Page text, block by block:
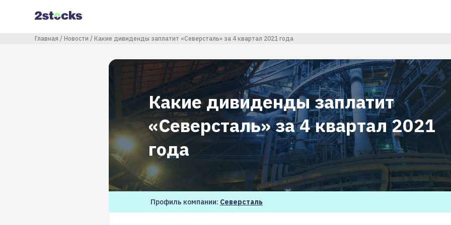
содержанию
Строка навигации
Главная Новости Какие дивиденды заплатит «Северсталь» за 4 квартал 2021 года
Какие дивиденды заплатит
«Северсталь» за 4 квартал 2021
года
Профиль компании: Северсталь